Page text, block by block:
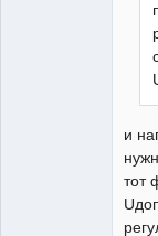
и
тот